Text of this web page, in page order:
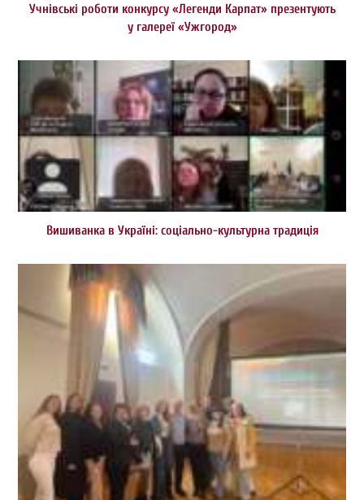
Учнівські роботи конкурсу «Легенди Карпат» презентують
у галереї «Ужгород»
Вишиванка в Україні: соціально-культурна традиція